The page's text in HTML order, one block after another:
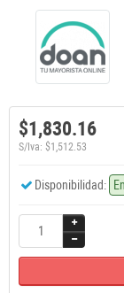
$1,830.16
S/Iva: $1,512.53
Disponibilidad: